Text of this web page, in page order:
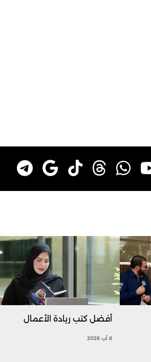
أفضل كتب ريادة الأعمال
8 آب 2026